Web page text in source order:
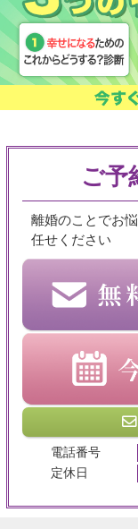
ご予
離婚のことでお
任せください
電話番号
定休日